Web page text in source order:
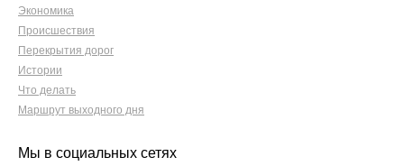
Экономика
Происшествия
Перекрытия дорог
Истории
Что делать
Маршрут выходного дня
Мы в социальных сетях